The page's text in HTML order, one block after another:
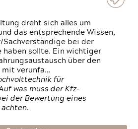
dreht sich alles um
das entsprechende Wissen,
Sachverständige bei der
haben sollte. Ein wichtiger
über den
mit verunfa…
für
was muss der Kfz-
der Bewertung eines